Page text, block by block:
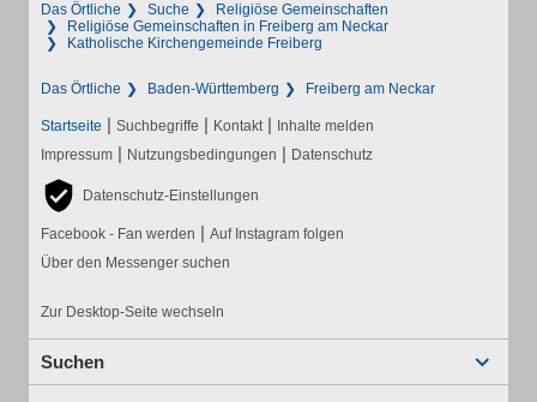
Das Örtliche Suche
Religiöse Gemeinschaften
Religiöse Gemeinschaften in Freiberg am Neckar
Katholische Kirchengemeinde Freiberg
Das Örtliche Baden-Württemberg Freiberg am Neckar
Startseite | Suchbegriffe | Kontakt | Inhalte melden
Impressum | Nutzungsbedingungen | Datenschutz
Datenschutz-Einstellungen
Facebook - Fan werden | Auf Instagram folgen
Über den Messenger suchen
Zur Desktop-Seite wechseln
Suchen